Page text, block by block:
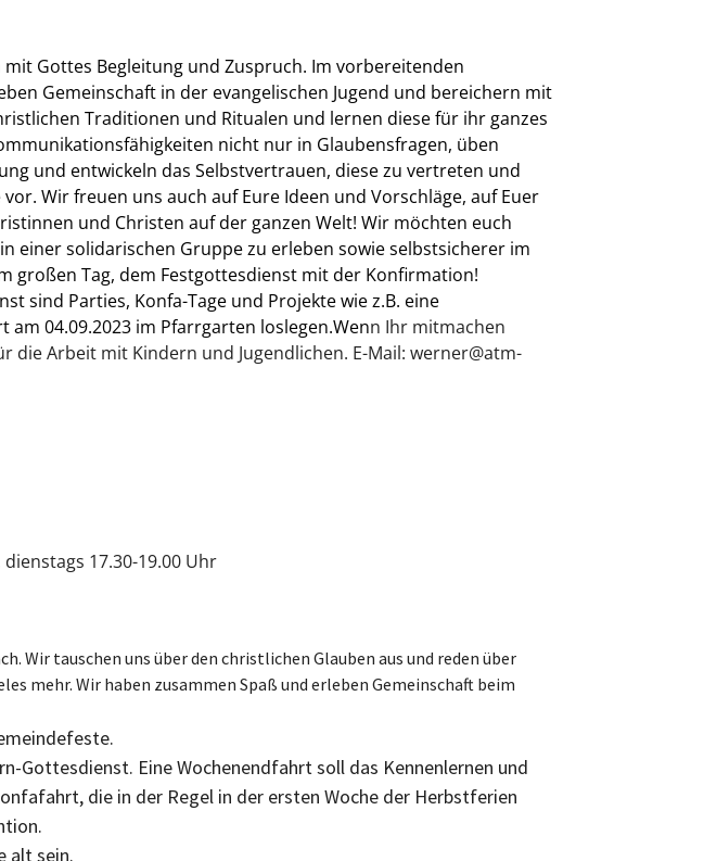
Gottes Begleitung und Zuspruch. Im vorbereitenden
Gemeinschaft in der evangelischen Jugend und bereichern mit
Traditionen und Ritualen und lernen diese für ihr ganzes
nicht nur in Glaubensfragen, üben
und entwickeln das Selbstvertrauen, diese zu vertreten und
Wir freuen uns auch auf Eure Ideen und Vorschläge, auf Euer
und Christen auf der ganzen Welt! Wir möchten euch
einer solidarischen Gruppe zu erleben sowie selbstsicherer im
großen Tag, dem Festgottesdienst mit der Konfirmation!
sind Parties, Konfa-Tage und Projekte wie z.B. eine
04.09.2023 im Pfarrgarten loslegen.Wenn Ihr mitmachen
die Arbeit mit Kindern und Jugendlichen. E-Mail: werner@atm-
17.30-19.00 Uhr
Wir tauschen uns über den christlichen Glauben aus und reden über
mehr. Wir haben zusammen Spaß und erleben Gemeinschaft beim
Gottesdienst. Eine Wochenendfahrt soll das Kennenlernen und
die in der Regel in der ersten Woche der Herbstferien
alt sein.